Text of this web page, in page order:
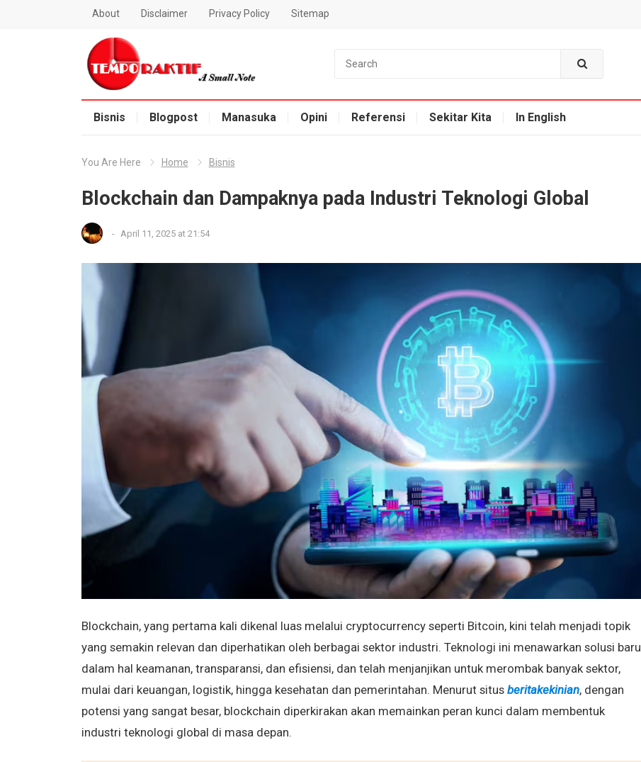
About Disclaimer Privacy Policy Sitemap
Blog Temporaktif
Bisnis
Blogpost Manasuka Opini Referensi Sekitar Kita In English
You Are Here Home Bisnis
Blockchain dan Dampaknya pada Industri Teknologi Global
- April 11, 2025 at 21:54
Blockchain, yang pertama kali dikenal luas melalui cryptocurrency seperti Bitcoin, kini telah menjadi topik
yang semakin relevan dan diperhatikan oleh berbagai sektor industri. Teknologi ini menawarkan solusi baru
dalam hal keamanan, transparansi, dan efisiensi, dan telah menjanjikan untuk merombak banyak sektor,
mulai dari keuangan, logistik, hingga kesehatan dan pemerintahan. Menurut situs beritakekinian, dengan
potensi yang sangat besar, blockchain diperkirakan akan memainkan peran kunci dalam membentuk
industri teknologi global di masa depan.